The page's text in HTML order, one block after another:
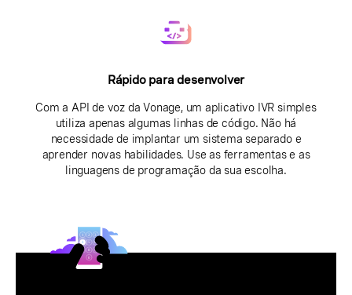
Rápido para desenvolver
Com a API de voz da Vonage, um aplicativo IVR simples
utiliza apenas algumas linhas de código. Não há
necessidade de implantar um sistema separado e
aprender novas habilidades. Use as ferramentas e as
linguagens de programação da sua escolha.